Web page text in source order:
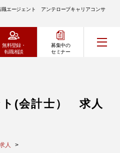
エージェント アンテロープキャリアコンサ
無料登録・
転職相談
募集中の
セミナー
(会計士） 求人
人